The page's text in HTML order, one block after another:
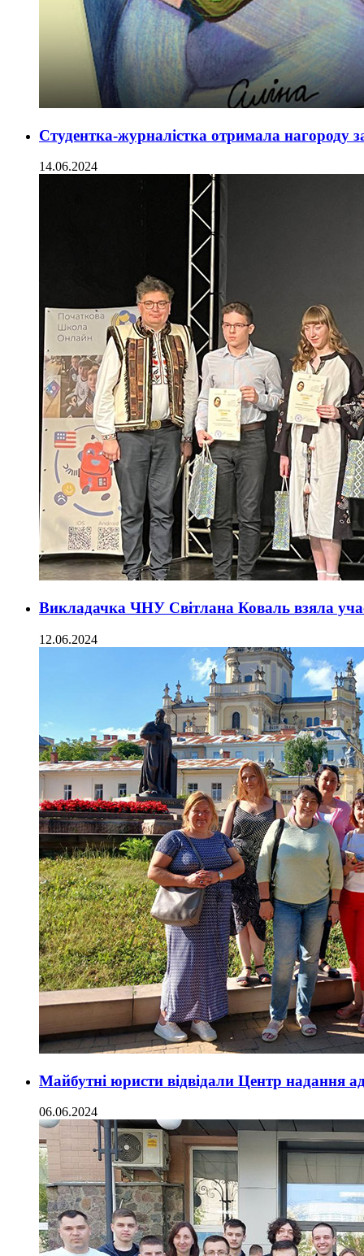
Студентка-журналістка отримала нагороду
14.06.2024
Викладачка ЧНУ Світлана Коваль взяла
12.06.2024
Майбутні юристи відвідали Центр надання
06.06.2024